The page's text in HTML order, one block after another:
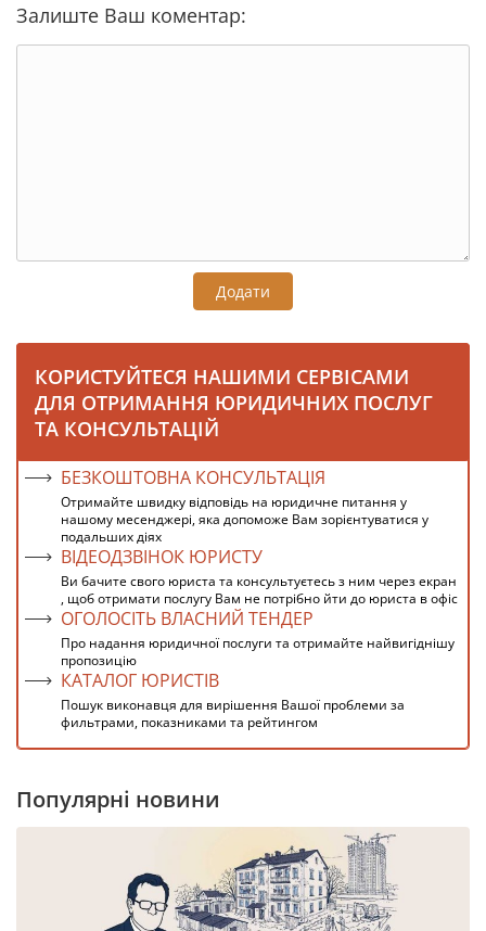
Залиште Ваш коментар:
Додати
КОРИСТУЙТЕСЯ НАШИМИ СЕРВІСАМИ
ДЛЯ ОТРИМАННЯ ЮРИДИЧНИХ ПОСЛУГ
ТА КОНСУЛЬТАЦІЙ
БЕЗКОШТОВНА КОНСУЛЬТАЦІЯ
Отримайте швидку відповідь на юридичне питання у
нашому месенджері, яка допоможе Вам зорієнтуватися у
подальших діях
ВІДЕОДЗВІНОК ЮРИСТУ
Ви бачите свого юриста та консультуєтесь з ним через екран
, щоб отримати послугу Вам не потрібно йти до юриста в офіс
ОГОЛОСІТЬ ВЛАСНИЙ ТЕНДЕР
Про надання юридичної послуги та отримайте найвигіднішу
пропозицію
КАТАЛОГ ЮРИСТІВ
Пошук виконавця для вирішення Вашої проблеми за
фильтрами, показниками та рейтингом
Популярні новини